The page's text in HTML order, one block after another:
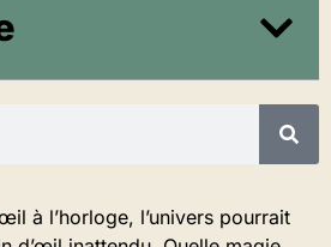
à l’horloge, l’univers pourrait